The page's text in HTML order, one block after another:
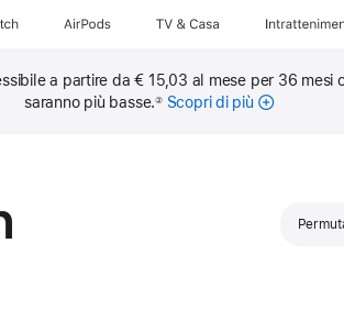
AirPods TV & Casa
a partire da € 15,03 al mese per 36 mesi
saranno più basse.② Scopri di più sulle